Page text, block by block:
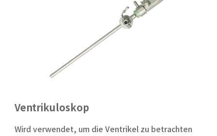
Ventrikuloskop
Wird verwendet, um die Ventrikel zu betrachten